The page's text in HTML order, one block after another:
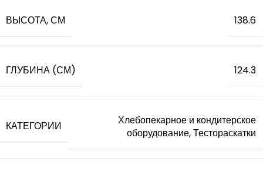
ВЫСОТА, СМ 138.6
ГЛУБИНА (СМ) 124.3
КАТЕГОРИИ
Хлебопекарное и кондитерское
оборудование, Тестораскатки